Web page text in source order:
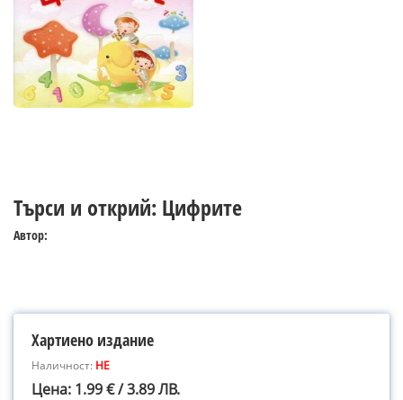
Търси и открий: Цифрите
Автор:
Хартиено издание
Наличност: НЕ
Цена: 1.99 € / 3.89 ЛВ.